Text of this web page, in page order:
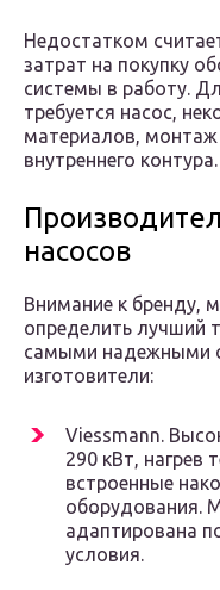
Недостатком
затрат на покупку
системы в работу.
требуется насос,
материалов, монтаж
внутреннего контура.
насосов
Внимание к бренду,
определить лучший
самыми надежными
изготовители:
Viessmann.
290 кВт, нагрев
встроенные
оборудования.
адаптирована
условия.